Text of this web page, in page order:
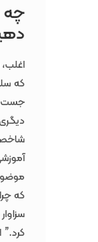
چه
که
که